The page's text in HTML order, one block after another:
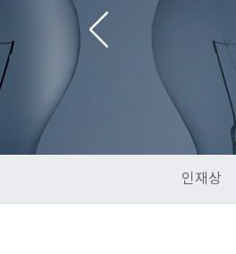
인사말
회사현황
연혁 및 실적
유니디아사옥
인재상